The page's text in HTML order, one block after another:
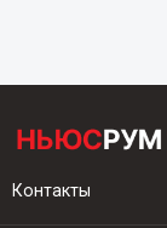
Контакты